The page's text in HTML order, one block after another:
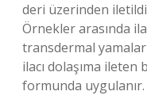
deri üzerinden
Örnekler arasında
transdermal
ilacı dolaşıma
formunda